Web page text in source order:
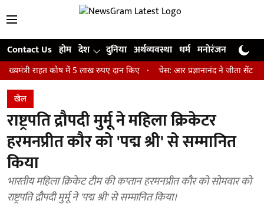
Contact Us होम देश दुनिया अर्थव्यवस्था धर्म मनोरंजन खेल
कोष में 5 लाख रुपए दान किए चेस: आर प्रज्ञानानंद ने जीता सेंट लुइस
खेल
राष्ट्रपति द्रौपदी मुर्मू ने महिला क्रिकेटर
हरमनप्रीत कौर को 'पद्म श्री' से सम्मानित
किया
भारतीय महिला क्रिकेट टीम की कप्तान हरमनप्रीत कौर को सोमवार को
राष्ट्रपति द्रौपदी मुर्मू ने 'पद्म श्री' से सम्मानित किया।